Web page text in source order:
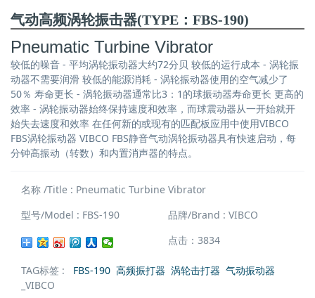
气动高频涡轮振击器(TYPE：FBS-190)
Pneumatic Turbine Vibrator
较低的噪音 - 平均涡轮振动器大约72分贝 较低的运行成本 - 涡轮振
动器不需要润滑 较低的能源消耗 - 涡轮振动器使用的空气减少了
50％ 寿命更长 - 涡轮振动器通常比3：1的球振动器寿命更长 更高的
效率 - 涡轮振动器始终保持速度和效率，而球震动器从一开始就开
始失去速度和效率 在任何新的或现有的匹配板应用中使用VIBCO
FBS涡轮振动器 VIBCO FBS静音气动涡轮振动器具有快速启动，每
分钟高振动（转数）和内置消声器的特点。
名称 /Title : Pneumatic Turbine Vibrator
型号/Model : FBS-190
品牌/Brand : VIBCO
点击：3834
TAG标签 : FBS-190 高频振打器 涡轮击打器 气动振动器
_VIBCO